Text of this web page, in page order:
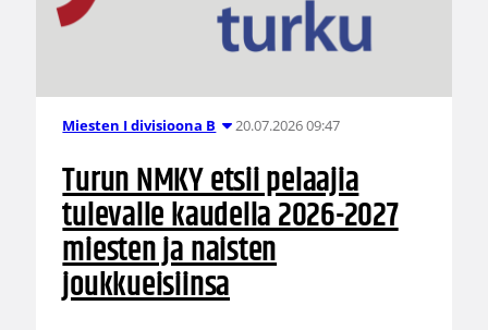
Miesten I divisioona B 20.07.2026 09:47
Turun NMKY etsii pelaajia
tulevalle kaudella 2026-2027
miesten ja naisten
joukkueisiinsa